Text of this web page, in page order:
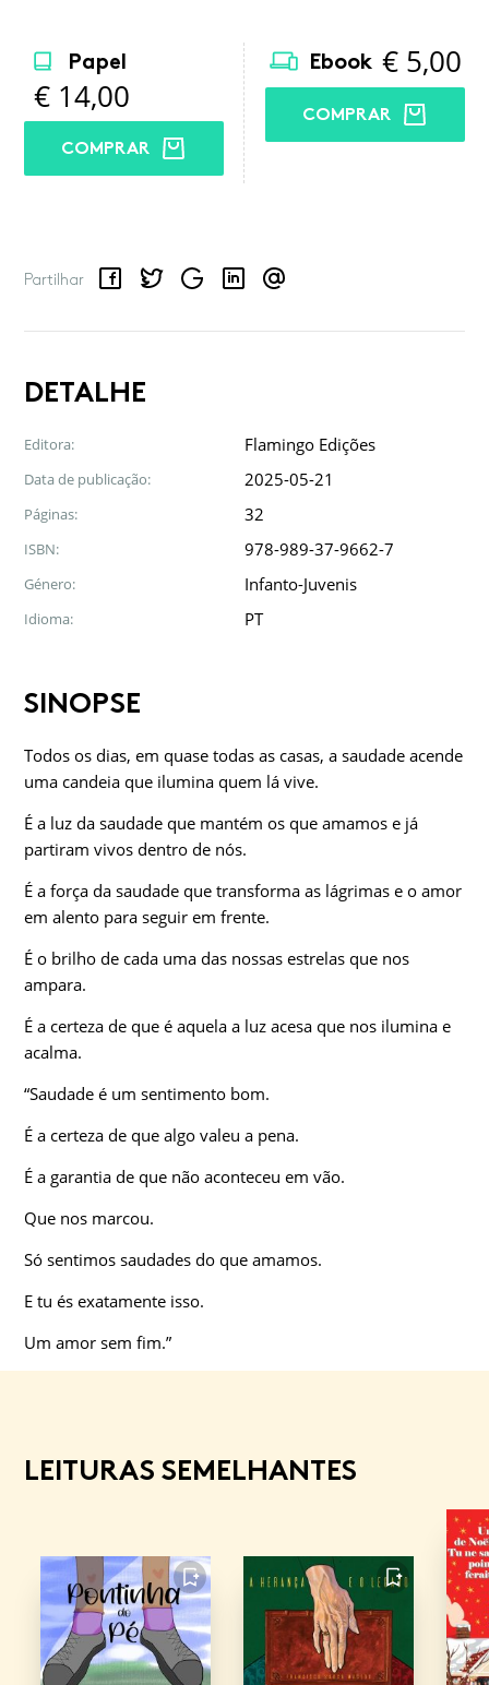
Papel
€ 14,00
COMPRAR
Ebook € 5,00
COMPRAR
Partilhar
FacebookTwitterGoogle LinkedInEmail
DETALHE
Editora: Flamingo Edições
Data de publicação: 2025-05-21
Páginas: 32
ISBN: 978-989-37-9662-7
Género: Infanto-Juvenis
Idioma: PT
SINOPSE
Todos os dias, em quase todas as casas, a saudade acende
uma candeia que ilumina quem lá vive.
É a luz da saudade que mantém os que amamos e já
partiram vivos dentro de nós.
É a força da saudade que transforma as lágrimas e o amor
em alento para seguir em frente.
É o brilho de cada uma das nossas estrelas que nos
ampara.
É a certeza de que é aquela a luz acesa que nos ilumina e
acalma.
“Saudade é um sentimento bom.
É a certeza de que algo valeu a pena.
É a garantia de que não aconteceu em vão.
Que nos marcou.
Só sentimos saudades do que amamos.
E tu és exatamente isso.
Um amor sem fim.”
LEITURAS SEMELHANTES
FAVORITO FAVORITO